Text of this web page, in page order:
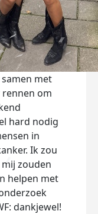
met
om
hard nodig
in
Ik zou
zouden
helpen met
dankjewel!